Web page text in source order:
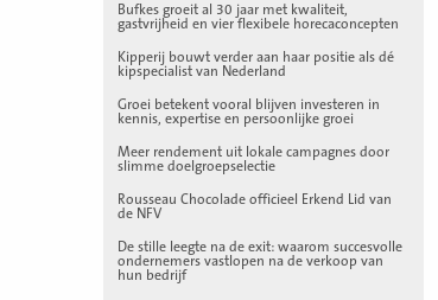
Bufkes groeit al 30 jaar met kwaliteit,
gastvrijheid en vier flexibele horecaconcepten
Kipperij bouwt verder aan haar positie als dé
kipspecialist van Nederland
Groei betekent vooral blijven investeren in
kennis, expertise en persoonlijke groei
Meer rendement uit lokale campagnes door
slimme doelgroepselectie
Rousseau Chocolade officieel Erkend Lid van
de NFV
De stille leegte na de exit: waarom succesvolle
ondernemers vastlopen na de verkoop van
hun bedrijf